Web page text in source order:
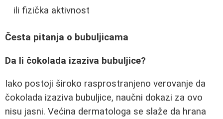
ili fizička aktivnost
Česta pitanja o bubuljicama
Da li čokolada izaziva bubuljice?
Iako postoji široko rasprostranjeno verovanje da
čokolada izaziva bubuljice, naučni dokazi za ovo
nisu jasni. Većina dermatologa se slaže da hrana